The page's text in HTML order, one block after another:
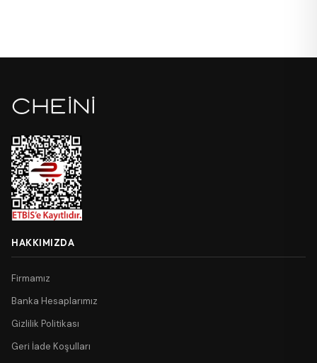
HAKKIMIZDA
Firmamız
Banka Hesaplarımız
Gizlilik Politikası
Geri İade Koşulları